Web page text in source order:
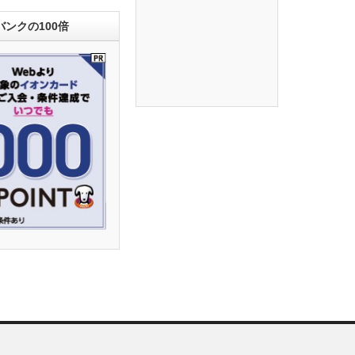
ンクの100倍